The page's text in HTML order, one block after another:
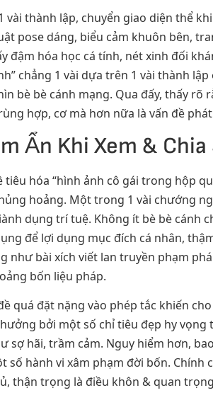
vài thành lập, chuyển giao diện thể
pose dáng, biểu cảm khuôn bên,
đậm hóa học cá tính, nét xinh đối
chẳng 1 vài dựa trên 1 vài thành
bè bè cánh mạng. Qua đấy, thấy
hợp, cơ mà hơn nữa là vấn đề
Ẩn Khi Xem &
tiêu hóa “hình ảnh cô gái trong hộp
hoảng. Một trong 1 vài chướng
dụng trí tuệ. Không ít bè bè cánh
để lợi dụng mục đích cá nhân,
như bài xích viết lan truyền phạm
bốn liệu pháp.
quá đặt nặng vào phép tắc khiến
bởi một số chỉ tiêu đẹp hy
sợ hãi, trầm cảm. Nguy hiểm hơn,
số hành vi xâm phạm đời bốn.
thận trọng là điều khôn & quan